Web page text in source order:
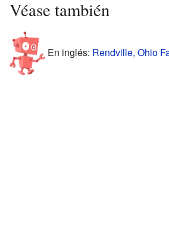
Véase también
En inglés: Rendville, Ohio